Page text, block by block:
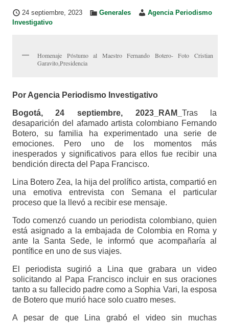
24 septiembre, 2023 Generales
Agencia Periodismo
Investigativo
Homenaje Póstumo al Maestro Fernando Botero- Foto Cristian
Garavito,Presidencia
Por Agencia Periodismo Investigativo
Bogotá, 24 septiembre, 2023_RAM_ Tras la
desaparición del afamado artista colombiano Fernando
Botero, su familia ha experimentado una serie de
emociones. Pero uno de los momentos más
inesperados y significativos para ellos fue recibir una
bendición directa del Papa Francisco.
Lina Botero Zea, la hija del prolífico artista, compartió en
una emotiva entrevista con Semana el particular
proceso que la llevó a recibir ese mensaje.
Todo comenzó cuando un periodista colombiano, quien
está asignado a la embajada de Colombia en Roma y
ante la Santa Sede, le informó que acompañaría al
pontífice en uno de sus viajes.
El periodista sugirió a Lina que grabara un video
solicitando al Papa Francisco incluir en sus oraciones
tanto a su fallecido padre como a Sophia Vari, la esposa
de Botero que murió hace solo cuatro meses.
A pesar de que Lina grabó el video sin muchas